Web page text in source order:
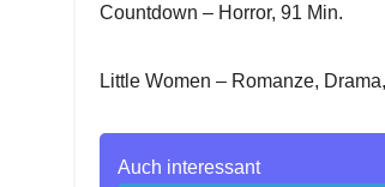
Countdown – Horror, 91 Min.
Little Women – Romanze,
Auch interessant